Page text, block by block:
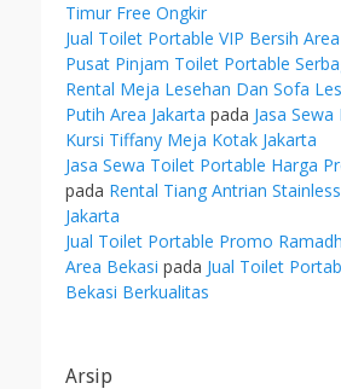
Timur Free Ongkir
Jual Toilet Portable VIP Bersih
Pusat Pinjam Toilet Portable
Rental Meja Lesehan Dan Sofa
Putih Area Jakarta pada Jasa
Kursi Tiffany Meja Kotak Jakarta
Jasa Sewa Toilet Portable Harga
pada Rental Tiang Antrian
Jakarta
Jual Toilet Portable Promo
Area Bekasi pada Jual Toilet
Bekasi Berkualitas
Arsip